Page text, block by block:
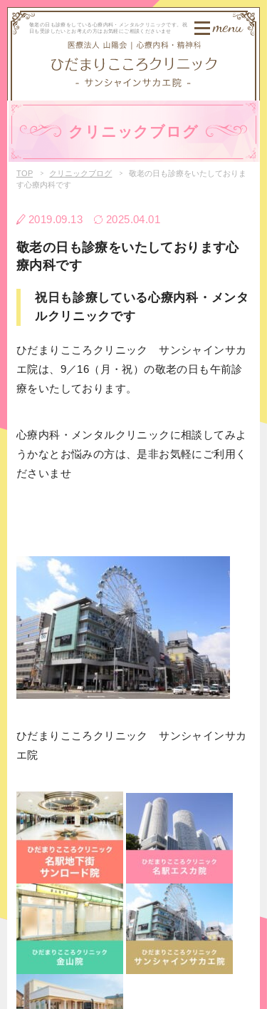
敬老の日も診療をしている心療内科・メンタルクリニックです。祝
日も受診したいとお考えの方はお気軽にご相談くださいませ
menu
クリニックブログ
TOP クリニックブログ
敬老の日も診療をいたしておりま
す心療内科です
2019.09.13 2025.04.01
敬老の日も診療をいたしております心
療内科です
祝日も診療している心療内科・メンタ
ルクリニックです
ひだまりこころクリニック サンシャインサカ
エ院は、9／16（月・祝）の敬老の日も午前診
療をいたしております。
心療内科・メンタルクリニックに相談してみよ
うかなとお悩みの方は、是非お気軽にご利用く
ださいませ
ひだまりこころクリニック サンシャインサカ
エ院